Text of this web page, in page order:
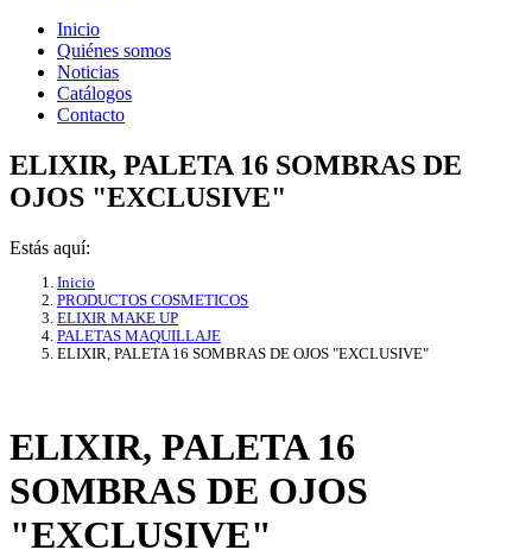
Inicio
Quiénes somos
Noticias
Catálogos
Contacto
ELIXIR, PALETA 16 SOMBRAS DE
OJOS "EXCLUSIVE"
Estás aquí:
Inicio
PRODUCTOS COSMETICOS
ELIXIR MAKE UP
PALETAS MAQUILLAJE
ELIXIR, PALETA 16 SOMBRAS DE OJOS "EXCLUSIVE"
ELIXIR, PALETA 16
SOMBRAS DE OJOS
"EXCLUSIVE"